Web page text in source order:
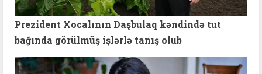
Prezident Xocalının Daşbulaq kəndində tut
bağında görülmüş işlərlə tanış olub